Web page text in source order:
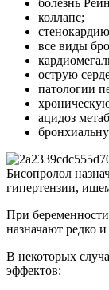
болезнь
коллапс;
все виды
острую
патологии
ацидоз
Бисопролол
гипертензии,
При
назначают редко
В некоторых
эффектов: